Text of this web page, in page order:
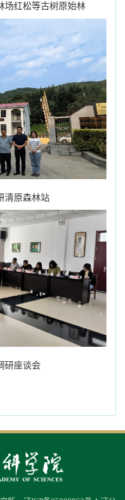
场红松等古树原始林
清原森林站
研座谈会